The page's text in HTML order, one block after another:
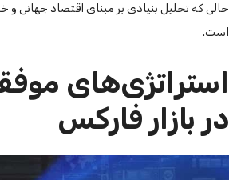
حالی که تحلیل بنیادی بر مبنای اقتصاد جهانی و
است.
استراتژی‌های
در بازار فارکس